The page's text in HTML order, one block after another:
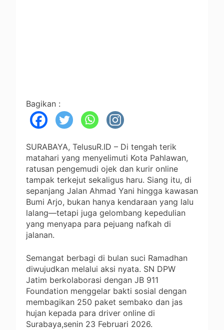
Bagikan :
SURABAYA, TelusuR.ID – Di tengah terik
matahari yang menyelimuti Kota Pahlawan,
ratusan pengemudi ojek dan kurir online
tampak terkejut sekaligus haru. Siang itu, di
sepanjang Jalan Ahmad Yani hingga kawasan
Bumi Arjo, bukan hanya kendaraan yang lalu
lalang—tetapi juga gelombang kepedulian
yang menyapa para pejuang nafkah di
jalanan.
Semangat berbagi di bulan suci Ramadhan
diwujudkan melalui aksi nyata. SN DPW
Jatim berkolaborasi dengan JB 911
Foundation menggelar bakti sosial dengan
membagikan 250 paket sembako dan jas
hujan kepada para driver online di
Surabaya,senin 23 Februari 2026.